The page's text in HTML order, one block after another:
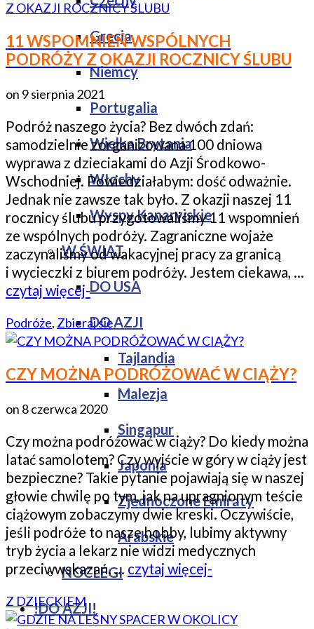
Grecja
Niemcy
Portugalia
Wielka Brytania
Włochy
Wyspy Kanaryjskie
W ŚWIAT
DO USA
DO AZJI
Tajlandia
Malezja
Singapur
Japonia
Zjednoczone Emiraty
Arabskie
NOCLEGI
!DO AZJI!
11 WSPOMNIEŃ WSPÓLNYCH
PODRÓŻY Z OKAZJI ROCZNICY ŚLUBU
on 9 sierpnia 2021
Podróż naszego życia? Bez dwóch zdań:
samodzielnie zorganizowana 100 dniowa
wyprawa z dzieciakami do Azji Środkowo-
Wschodniej. Powiedziałabym: dość odważnie.
Jednak nie zawsze tak było. Z okazji naszej 11
rocznicy ślubu przygotowaliśmy 11 wspomnień
ze wspólnych podróży. Zagraniczne wojaże
zaczynaliśmy od wakacyjnej pracy za granicą
i wycieczki z biurem podróży. Jestem ciekawa, …
czytaj więcej-
Podróże, Zbieraj się
CZY MOŻNA PODRÓŻOWAĆ W CIĄŻY?
on 8 czerwca 2020
Czy można podróżować w ciąży? Do kiedy można
latać samolotem? Czy wyjście w góry w ciąży jest
bezpieczne? Takie pytanie pojawiają się w naszej
głowie chwilę po tym, jak na upragnionym teście
ciążowym zobaczymy dwie kreski. Oczywiście,
jeśli podróże to nasze hobby, lubimy aktywny
tryb życia a lekarz nie widzi medycznych
przeciwwskazań. … czytaj więcej-
Z DZIECKIEM